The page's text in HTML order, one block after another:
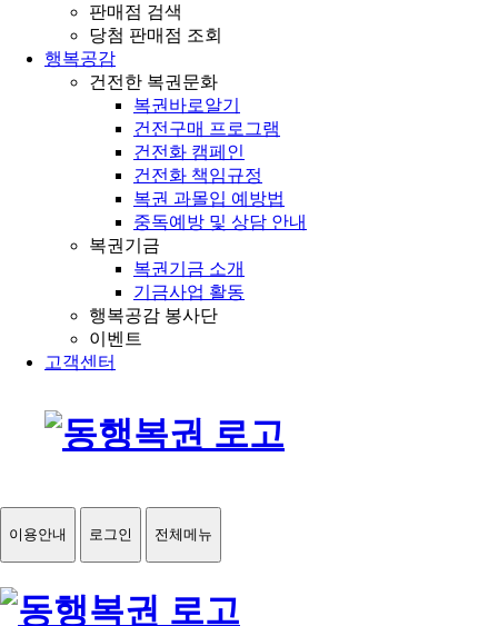
판매점 검색
당첨 판매점 조회
행복공감
건전한 복권문화
복권바로알기
건전구매 프로그램
건전화 캠페인
건전화 책임규정
복권 과몰입 예방법
중독예방 및 상담 안내
복권기금
복권기금 소개
기금사업 활동
행복공감 봉사단
이벤트
고객센터
이용안내 로그인 전체메뉴